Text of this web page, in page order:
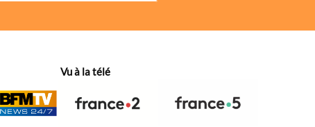
Vu à la télé
dans votre fil d’actualité.